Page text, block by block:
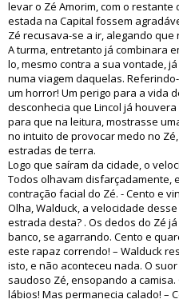
levar o Zé Amorim, com o
estada na Capital fossem
Zé recusava-se a ir, alegando
A turma, entretanto já combinara
lo, mesmo contra a sua vontade,
numa viagem daquelas.
um horror! Um perigo para a vida
desconhecia que Lincol já
para que na leitura, mostrasse
no intuito de provocar medo no
estradas de terra.
Logo que saíram da cidade, o
Todos olhavam disfarçadamente,
contração facial do Zé. - Cento e
Olha, Walduck, a velocidade
estrada desta? . Os dedos do Zé
banco, se agarrando. Cento e
este rapaz correndo! – Walduck
isto, e não aconteceu nada. O
saudoso Zé, ensopando a
lábios! Mas permanecia calado! –